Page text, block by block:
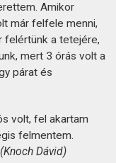
Amikor
már felfele menni,
felértünk a tetejére,
mert 3 órás volt a
párat és
volt, fel akartam
felmentem.
(Knoch Dávid)